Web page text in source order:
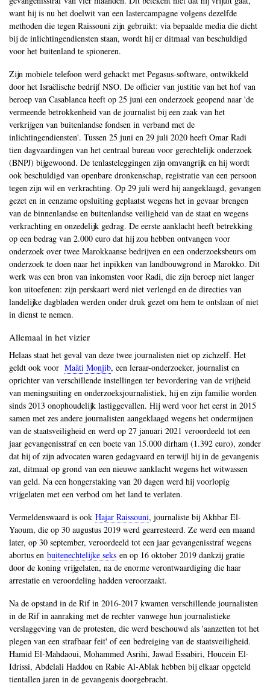
want hij is nu het doelwit van een lastercampagne volgens dezelfde
methoden die tegen Raissouni zijn gebruikt: via bepaalde media die dicht
bij de inlichtingendiensten staan, wordt hij er ditmaal van beschuldigd
voor het buitenland te spioneren.
Zijn mobiele telefoon werd gehackt met Pegasus-software, ontwikkeld
door het Israëlische bedrijf NSO. De officier van justitie van het hof van
beroep van Casablanca heeft op 25 juni een onderzoek geopend naar 'de
vermeende betrokkenheid van de journalist bij een zaak van het
verkrijgen van buitenlandse fondsen in verband met de
inlichtingendiensten'. Tussen 25 juni en 29 juli 2020 heeft Omar Radi
tien dagvaardingen van het centraal bureau voor gerechtelijk onderzoek
(BNPJ) bijgewoond. De tenlasteleggingen zijn omvangrijk en hij wordt
ook beschuldigd van openbare dronkenschap, registratie van een persoon
tegen zijn wil en verkrachting. Op 29 juli werd hij aangeklaagd, gevangen
gezet en in eenzame opsluiting geplaatst wegens het in gevaar brengen
van de binnenlandse en buitenlandse veiligheid van de staat en wegens
verkrachting en onzedelijk gedrag. De eerste aanklacht heeft betrekking
op een bedrag van 2.000 euro dat hij zou hebben ontvangen voor
onderzoek over twee Marokkaanse bedrijven en een onderzoeksbeurs om
onderzoek te doen naar het inpikken van landbouwgrond in Marokko. Dit
werk was een bron van inkomsten voor Radi, die zijn beroep niet langer
kon uitoefenen: zijn perskaart werd niet verlengd en de directies van
landelijke dagbladen werden onder druk gezet om hem te ontslaan of niet
in dienst te nemen.
Allemaal in het vizier
Helaas staat het geval van deze twee journalisten niet op zichzelf. Het
geldt ook voor Maâti Monjib, een leraar-onderzoeker, journalist en
oprichter van verschillende instellingen ter bevordering van de vrijheid
van meningsuiting en onderzoeksjournalistiek, hij en zijn familie worden
sinds 2013 onophoudelijk lastiggevallen. Hij werd voor het eerst in 2015
samen met zes andere journalisten aangeklaagd wegens het ondermijnen
van de staatsveiligheid en werd op 27 januari 2021 veroordeeld tot een
jaar gevangenisstraf en een boete van 15.000 dirham (1.392 euro), zonder
dat hij of zijn advocaten waren gedagvaard en terwijl hij in de gevangenis
zat, ditmaal op grond van een nieuwe aanklacht wegens het witwassen
van geld. Na een hongerstaking van 20 dagen werd hij voorlopig
vrijgelaten met een verbod om het land te verlaten.
Vermeldenswaard is ook Hajar Raissouni, journaliste bij Akhbar El-
Yaoum, die op 30 augustus 2019 werd gearresteerd. Ze werd een maand
later, op 30 september, veroordeeld tot een jaar gevangenisstraf wegens
abortus en buitenechtelijke seks en op 16 oktober 2019 dankzij gratie
door de koning vrijgelaten, na de enorme verontwaardiging die haar
arrestatie en veroordeling hadden veroorzaakt.
Na de opstand in de Rif in 2016-2017 kwamen verschillende journalisten
in de Rif in aanraking met de rechter vanwege hun journalistieke
verslaggeving van de protesten, die werd beschouwd als 'aanzetten tot het
plegen van een strafbaar feit' of een bedreiging van de staatsveiligheid.
Hamid El-Mahdaoui, Mohammed Asrihi, Jawad Essabiri, Houcein El-
Idrissi, Abdelali Haddou en Rabie Al-Ablak hebben bij elkaar opgeteld
tientallen jaren in de gevangenis doorgebracht.